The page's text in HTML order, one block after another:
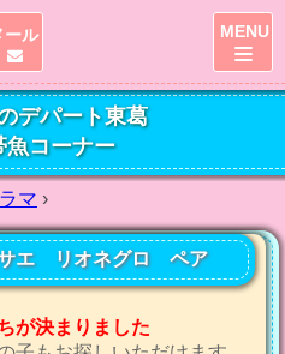
デパート東葛
魚コーナー
マ ›
エ リオネグロ ペア
が決まりました
ール MENU